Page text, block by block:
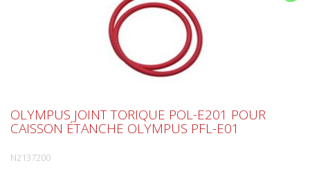
OLYMPUS JOINT TORIQUE POL-E201 POUR
CAISSON ÉTANCHE OLYMPUS PFL-E01
N2137200